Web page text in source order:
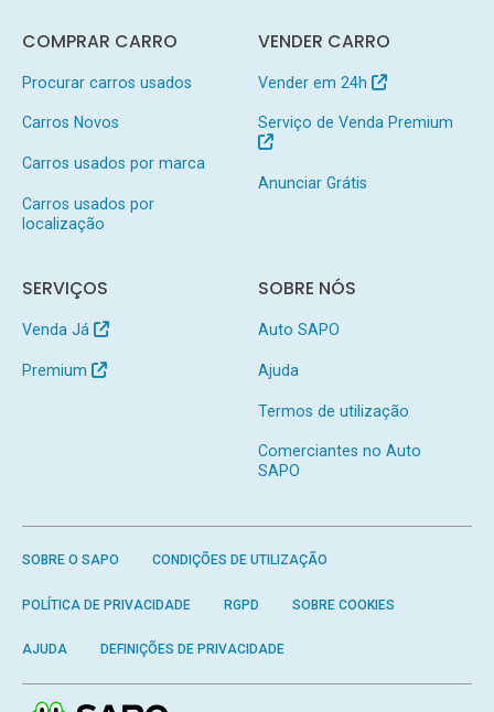
COMPRAR CARRO
Procurar carros usados
Carros Novos
Carros usados por marca
Carros usados por
localização
VENDER CARRO
Vender em 24h
Serviço de Venda Premium
Anunciar Grátis
SERVIÇOS
Venda Já
Premium
SOBRE NÓS
Auto SAPO
Ajuda
Termos de utilização
Comerciantes no Auto
SAPO
SOBRE O SAPO CONDIÇÕES DE UTILIZAÇÃO
POLÍTICA DE PRIVACIDADE RGPD SOBRE COOKIES
AJUDA DEFINIÇÕES DE PRIVACIDADE